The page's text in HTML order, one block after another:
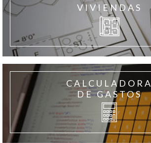
VIVIENDAS
CALCULADORA
DE GASTOS